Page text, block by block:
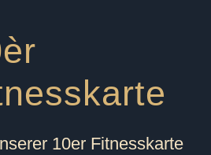
10er Fitnesskarte